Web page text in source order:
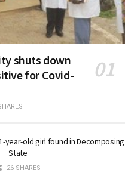
shuts down
for Covid-
year-old girl found in Decomposing
State
26 SHARES